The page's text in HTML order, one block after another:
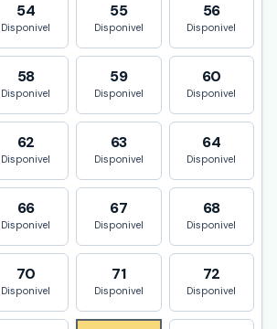
54
Disponivel
55
Disponivel
56
Disponivel
58
Disponivel
59
Disponivel
60
Disponivel
62
Disponivel
63
Disponivel
64
Disponivel
66
Disponivel
67
Disponivel
68
Disponivel
70
Disponivel
71
Disponivel
72
Disponivel